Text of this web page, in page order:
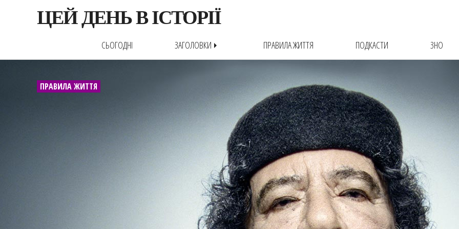
ЦЕЙ ДЕНЬ В ІСТОРІЇ
СЬОГОДНІ ЗАГОЛОВКИarrow_right ПРАВИЛА ЖИТТЯ ПОДКАСТИ ЗНО
ПРАВИЛА ЖИТТЯ